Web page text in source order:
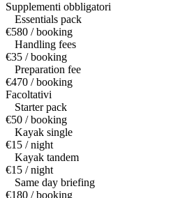
Supplementi obbligatori
Essentials pack
€580 / booking
Handling fees
€35 / booking
Preparation fee
€470 / booking
Facoltativi
Starter pack
€50 / booking
Kayak single
€15 / night
Kayak tandem
€15 / night
Same day briefing
€180 / booking